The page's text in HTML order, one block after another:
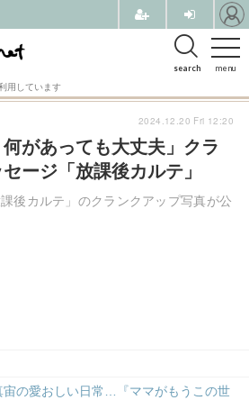
menu
search
用しています
があっても大丈夫」クラ
ージ「放課後カルテ」
後カルテ」のクランクアップ写真が公
宙の愛おしい日常…『ママがもうこの世
2024.12.20 Fri 12:20